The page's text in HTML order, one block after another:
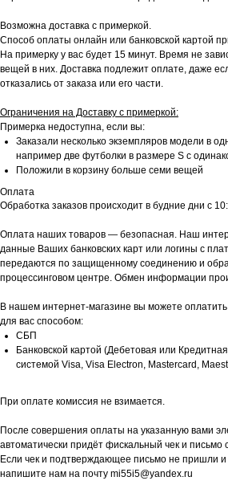
Возможна доставка с примеркой.
Способ оплаты онлайн или банковской картой
На примерку у вас будет 15 минут. Время не
вещей в них. Доставка подлежит оплате, даже
отказались от заказа или его части.
Ограничения на Доставку с примеркой:
Примерка недоступна, если вы:
Заказали несколько экземпляров модели в
например две футболки в размере S с
Положили в корзину больше семи вещей
Оплата
Обработка заказов происходит в будние дни с
Оплата наших товаров — безопасная. Наш
данные Ваших банковских карт или логины с
передаются по защищенному соединению и
процессинговом центре. Обмен информации
В нашем интернет-магазине вы можете
для вас способом:
СБП
Банковской картой (Дебетовая или
системой Visa, Visa Electron, Mastercard,
При оплате комиссия не взимается.
После совершения оплаты на указанную вами
автоматически придёт фискальный чек и письмо
Если чек и подтверждающее письмо не пришли
напишите нам на почту mi55i5@yandex.ru